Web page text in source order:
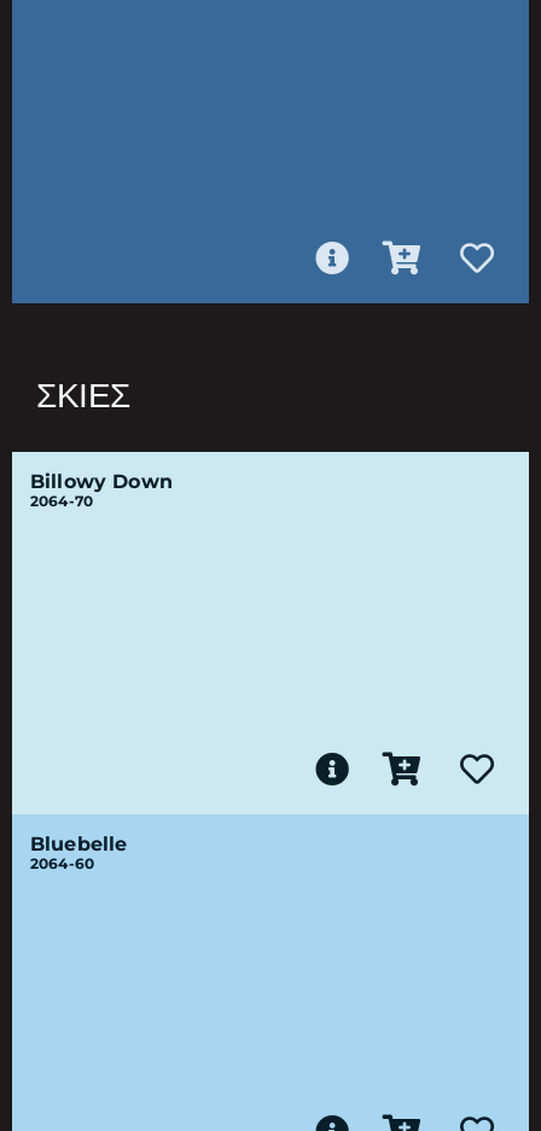
ΣΚΙΈΣ
Billowy Down
2064-70
Bluebelle
2064-60